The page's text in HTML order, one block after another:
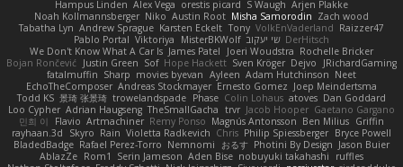
Hampus Linden Alex Vega orestis picard S Waugh Arjen Plakke
Noah Kollmannsberger Niko Austin Root Misha Samorodin Zach wood
Tabatha Lyn Andrew Sprague Karsten Eckelt Tony VolkEnVaderland Raizzer47
Pablo Portal Viktoriya MisterBKWolf שי יעקוב DerHitsch
We Don't Know What A Car Is James Patel Joeri Woudstra Rochelle Bricker
Bojan Rončević
Justin Green Sof Hope Hackett Sven Kröger Dejvo
JRichardGaming
fatalmuffin Sharp movies byevan Ayleen Adam Hutchinson Neet
EchoTheComposer Andreas Stockmayer Ernesto Gomez Joep Meindertsma
Todd KS 景琦 张景琦 trowelandspade Phase Colin Lohaus atoves Dan Goddard
Loo Cypher Adrian Haugseng TheSmallGacha trvr Jacob Hooper Gaetano Gargano
민희 이
Flavio Artmachiner Remy Ponso Magnús Antonsson Ben Milius Griffin
rayhaan.3d
Skyro Rain Violetta Radkevich Chris Philip Spiessberger Bryce Powell
BladedBadge Rafael Perez-Torro Nemnomi おるす Photini By Design Jason Buier
AblazZe Rom1 Serin Jameson Aden Bise nobuyuki takahashi
ruffles